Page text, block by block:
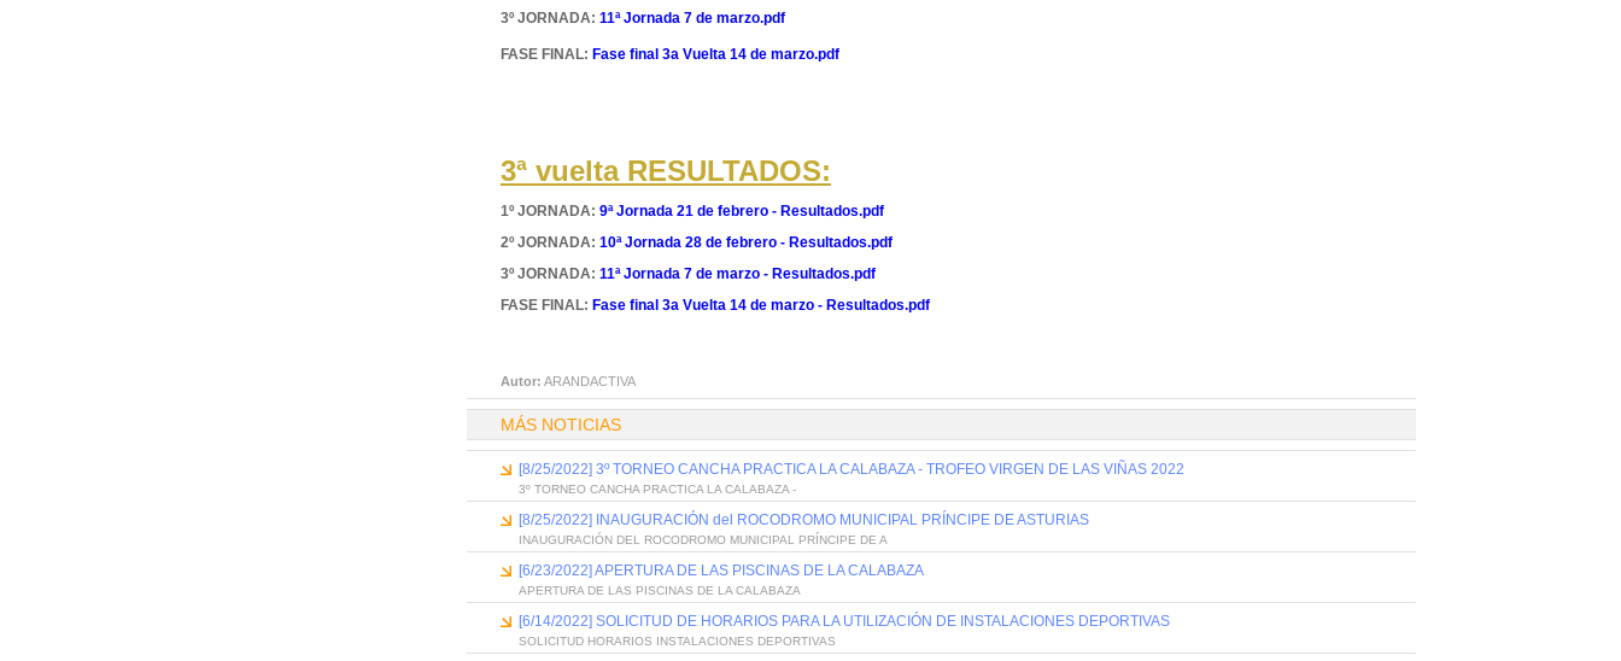
3º JORNADA: 11ª Jornada 7 de marzo.pdf
FASE FINAL: Fase final 3a Vuelta 14 de marzo.pdf
3ª vuelta RESULTADOS:
1º JORNADA: 9ª Jornada 21 de febrero - Resultados.pdf
2º JORNADA: 10ª Jornada 28 de febrero - Resultados.pdf
3º JORNADA: 11ª Jornada 7 de marzo - Resultados.pdf
FASE FINAL: Fase final 3a Vuelta 14 de marzo - Resultados.pdf
Autor: ARANDACTIVA
MÁS NOTICIAS
[8/25/2022] 3º TORNEO CANCHA PRACTICA LA CALABAZA - TROFEO VIRGEN DE LAS VIÑAS 2022
3º TORNEO CANCHA PRACTICA LA CALABAZA -
[8/25/2022] INAUGURACIÓN del ROCODROMO MUNICIPAL PRÍNCIPE DE ASTURIAS
INAUGURACIÓN DEL ROCODROMO MUNICIPAL PRÍNCIPE DE A
[6/23/2022] APERTURA DE LAS PISCINAS DE LA CALABAZA
APERTURA DE LAS PISCINAS DE LA CALABAZA
[6/14/2022] SOLICITUD DE HORARIOS PARA LA UTILIZACIÓN DE INSTALACIONES DEPORTIVAS
SOLICITUD HORARIOS INSTALACIONES DEPORTIVAS